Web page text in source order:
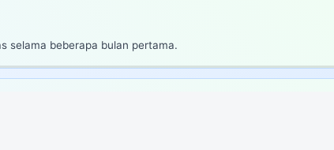
selama beberapa bulan pertama.